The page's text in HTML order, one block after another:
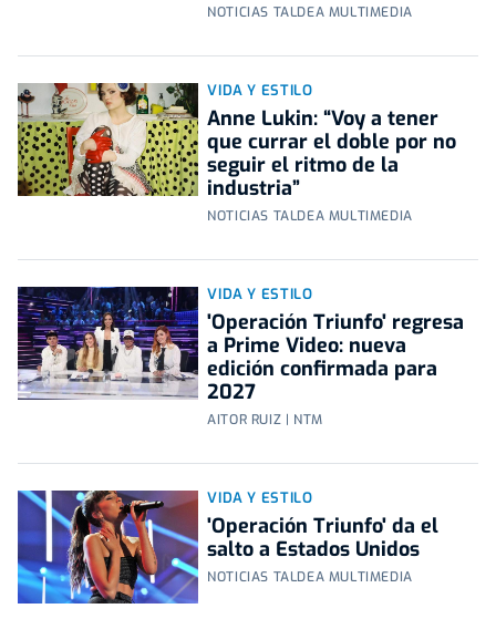
NOTICIAS TALDEA MULTIMEDIA
VIDA Y ESTILO
Anne Lukin: “Voy a tener
que currar el doble por no
seguir el ritmo de la
industria”
NOTICIAS TALDEA MULTIMEDIA
VIDA Y ESTILO
'Operación Triunfo' regresa
a Prime Video: nueva
edición confirmada para
2027
AITOR RUIZ | NTM
VIDA Y ESTILO
'Operación Triunfo' da el
salto a Estados Unidos
NOTICIAS TALDEA MULTIMEDIA